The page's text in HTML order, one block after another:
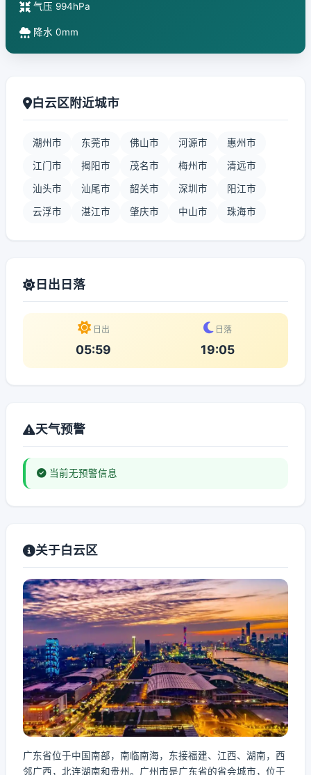
气压 994hPa
降水 0mm
白云区附近城市
潮州市 东莞市 佛山市 河源市 惠州市
江门市 揭阳市 茂名市 梅州市 清远市
汕头市 汕尾市 韶关市 深圳市 阳江市
云浮市 湛江市 肇庆市 中山市 珠海市
日出日落
日出
05:59
日落
19:05
天气预警
当前无预警信息
关于白云区
广东省位于中国南部，南临南海，东接福建、江西、湖南，西
邻广西，北连湖南和贵州。广州市是广东省的省会城市，位于